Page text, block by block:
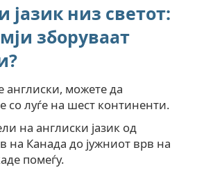
јазик низ светот:
зборуваат
англиски, можете да
со луѓе на шест континенти.
на англиски јазик од
на Канада до јужниот врв на
помеѓу.